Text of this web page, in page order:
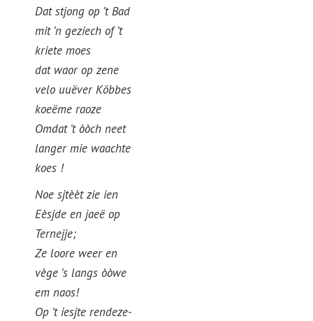
Dat stjong op ’t Bad
mit ’n geziech of ’t
kriete moes
dat waor op zene
velo uuëver Köbbes
koeëme raoze
Omdat ’t òòch neet
langer mie waachte
koes !
Noe sjtèèt zie ien
Eèsjde en jaeë op
Ternejje;
Ze loore weer en
vège ’s langs òòwe
em naos!
Op ’t iesjte rendeze-